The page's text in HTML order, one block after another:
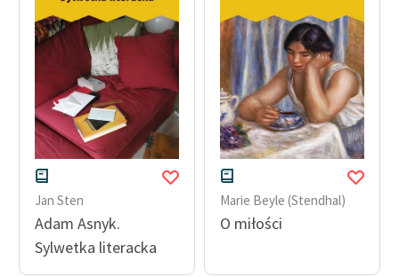
Jan Sten
Adam Asnyk.
Sylwetka literacka
Marie Beyle (Stendhal)
O miłości